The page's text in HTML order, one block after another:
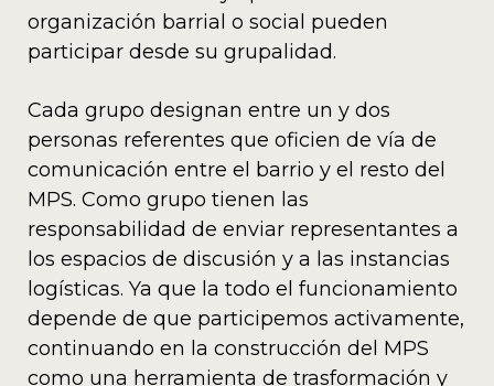
organización barrial o social pueden
participar desde su grupalidad.
Cada grupo designan entre un y dos
personas referentes que oficien de vía de
comunicación entre el barrio y el resto del
MPS. Como grupo tienen las
responsabilidad de enviar representantes a
los espacios de discusión y a las instancias
logísticas. Ya que la todo el funcionamiento
depende de que participemos activamente,
continuando en la construcción del MPS
como una herramienta de trasformación y